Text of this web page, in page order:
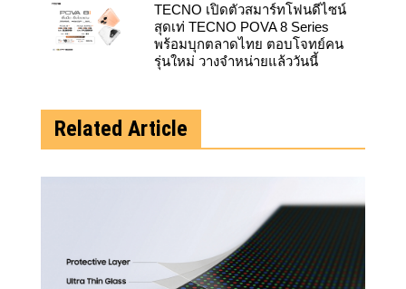
TECNO เปิดตัวสมาร์ทโฟนดีไซน์
สุดเท่ TECNO POVA 8 Series
พร้อมบุกตลาดไทย ตอบโจทย์คน
รุ่นใหม่ วางจำหน่ายแล้ววันนี้
Related Article